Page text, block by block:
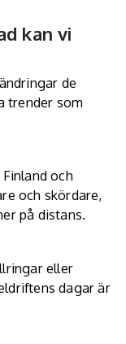
kan vi
de
trender som
och
och skördare,
på distans.
eller
dagar är